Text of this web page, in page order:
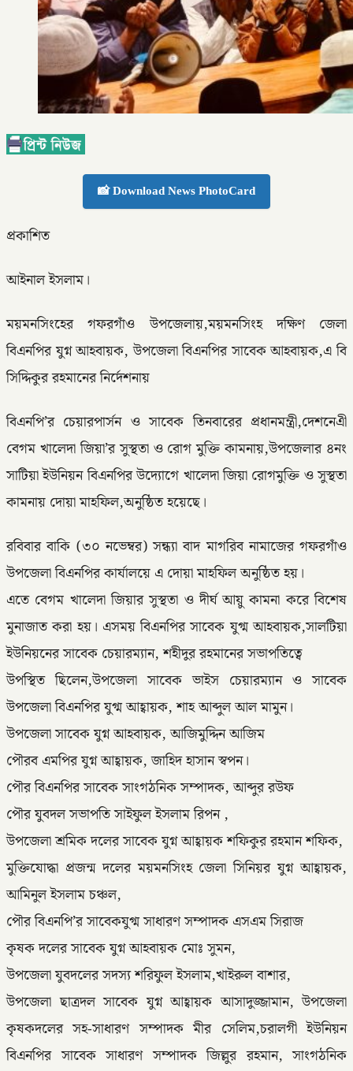
📸 Download News PhotoCard
প্রকাশিত
আইনাল ইসলাম।
ময়মনসিংহের গফরগাঁও উপজেলায়,ময়মনসিংহ দক্ষিণ জেলা
বিএনপির যুগ্ন আহবায়ক, উপজেলা বিএনপির সাবেক আহবায়ক,এ বি
সিদ্দিকুর রহমানের নির্দেশনায়
বিএনপি’র চেয়ারপার্সন ও সাবেক তিনবারের প্রধানমন্ত্রী,দেশনেএী
বেগম খালেদা জিয়া’র সুস্থতা ও রোগ মুক্তি কামনায়,উপজেলার ৪নং
সাটিয়া ইউনিয়ন বিএনপির উদ্যোগে খালেদা জিয়া রোগমুক্তি ও সুস্থতা
কামনায় দোয়া মাহফিল,অনুষ্ঠিত হয়েছে।
রবিবার বাকি (৩০ নভেম্বর) সন্ধ্যা বাদ মাগরিব নামাজের গফরগাঁও
উপজেলা বিএনপির কার্যালয়ে এ দোয়া মাহফিল অনুষ্ঠিত হয়।
এতে বেগম খালেদা জিয়ার সুস্থতা ও দীর্ঘ আয়ু কামনা করে বিশেষ
মুনাজাত করা হয়। এসময় বিএনপির সাবেক যুগ্ম আহবায়ক,সালটিয়া
ইউনিয়নের সাবেক চেয়ারম্যান, শহীদুর রহমানের সভাপতিত্বে
উপস্থিত ছিলেন,উপজেলা সাবেক ভাইস চেয়ারম্যান ও সাবেক
উপজেলা বিএনপির যুগ্ম আহ্বায়ক, শাহ আব্দুল আল মামুন।
উপজেলা সাবেক যুগ্ন আহবায়ক, আজিমুদ্দিন আজিম
পৌরব এমপির যুগ্ন আহ্বায়ক, জাহিদ হাসান স্বপন।
পৌর বিএনপির সাবেক সাংগঠনিক সম্পাদক, আব্দুর রউফ
পৌর যুবদল সভাপতি সাইফুল ইসলাম রিপন ,
উপজেলা শ্রমিক দলের সাবেক যুগ্ন আহ্বায়ক শফিকুর রহমান শফিক,
মুক্তিযোদ্ধা প্রজন্ম দলের ময়মনসিংহ জেলা সিনিয়র যুগ্ন আহ্বায়ক,
আমিনুল ইসলাম চঞ্চল,
পৌর বিএনপি’র সাবেকযুগ্ম সাধারণ সম্পাদক এসএম সিরাজ
কৃষক দলের সাবেক যুগ্ন আহবায়ক মোঃ সুমন,
উপজেলা যুবদলের সদস্য শরিফুল ইসলাম,খাইরুল বাশার,
উপজেলা ছাত্রদল সাবেক যুগ্ন আহ্বায়ক আসাদুজ্জামান, উপজেলা
কৃষকদলের সহ-সাধারণ সম্পাদক মীর সেলিম,চরালগী ইউনিয়ন
বিএনপির সাবেক সাধারণ সম্পাদক জিল্লুর রহমান, সাংগঠনিক